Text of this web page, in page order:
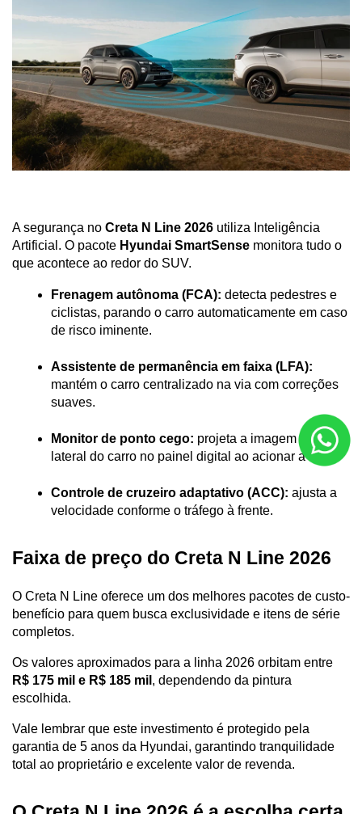
A segurança no Creta N Line 2026 utiliza Inteligência
Artificial. O pacote Hyundai SmartSense monitora tudo o
que acontece ao redor do SUV.
Frenagem autônoma (FCA): detecta pedestres e
ciclistas, parando o carro automaticamente em caso
de risco iminente.
Assistente de permanência em faixa (LFA):
mantém o carro centralizado na via com correções
suaves.
Monitor de ponto cego: projeta a imagem da
lateral do carro no painel digital ao acionar a seta.
Controle de cruzeiro adaptativo (ACC): ajusta a
velocidade conforme o tráfego à frente.
Faixa de preço do Creta N Line 2026
O Creta N Line oferece um dos melhores pacotes de custo-
benefício para quem busca exclusividade e itens de série
completos.
R$ 175 mil e R$ 185 mil , dependendo da pintura
escolhida.
Vale lembrar que este investimento é protegido pela
garantia de 5 anos da Hyundai, garantindo tranquilidade
total ao proprietário e excelente valor de revenda.